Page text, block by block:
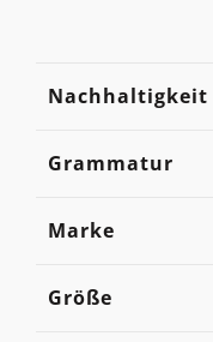
Nachhaltigkeit
Grammatur
Marke
Größe